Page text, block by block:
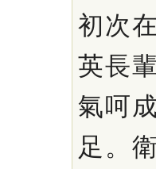
初次
英長
氣呵
足。